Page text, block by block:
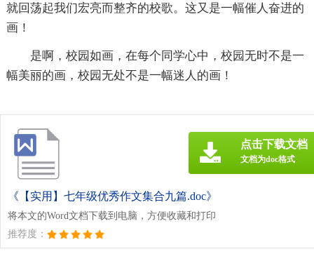
就回荡起我们宏亮而整齐的校歌。这又是一幅催人奋进的
画！
是啊，校园如画，在每个同学心中，校园无时不是一
幅美丽的画，校园无处不是一幅迷人的画！
《【实用】七年级优秀作文集合九篇.doc》
将本文的Word文档下载到电脑，方便收藏和打印
推荐度：
点击下载文档
文档为doc格式